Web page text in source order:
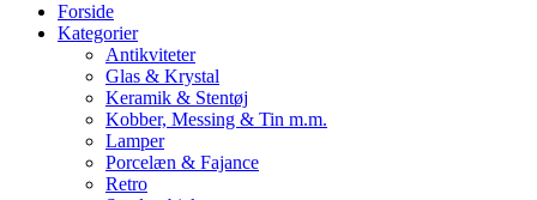
Forside
Kategorier
Antikviteter
Glas & Krystal
Keramik & Stentøj
Kobber, Messing & Tin m.m.
Lamper
Porcelæn & Fajance
Retro